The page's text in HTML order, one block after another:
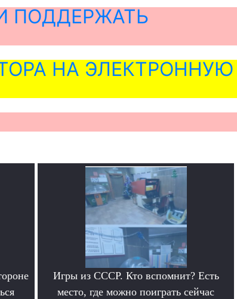
ПОДДЕРЖАТЬ
НА ЭЛЕКТРОННУЮ
Игры из СССР. Кто вспомнит? Есть
место, где можно поиграть сейчас